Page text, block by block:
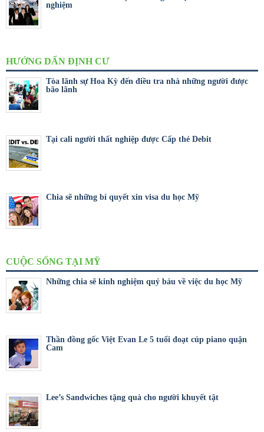
nghiệm
HƯỚNG DẨN ĐỊNH CƯ
Tòa lãnh sự Hoa Kỳ đến điều tra nhà những người được
bão lãnh
Tại cali người thất nghiệp được Cấp thẻ Debit
Chia sẽ những bí quyết xin visa du học Mỹ
CUỘC SỐNG TẠI MỸ
Những chia sẽ kinh nghiệm quý báu về việc du học Mỹ
Thần đồng gốc Việt Evan Le 5 tuổi đoạt cúp piano quận
Cam
Lee’s Sandwiches tặng quà cho người khuyết tật